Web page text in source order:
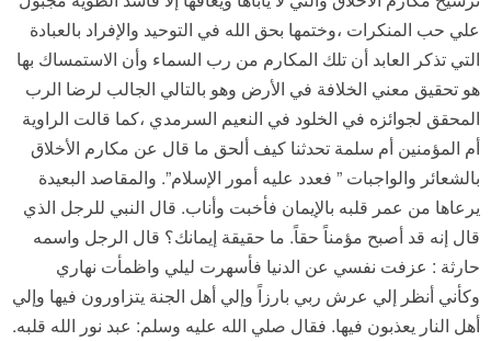
علي حب المنكرات ،وختمها بحق الله في التوحيد والإفراد بالعبادة
التي تذكر العابد أن تلك المكارم من رب السماء وأن الاستمساك بها
هو تحقيق معني الخلافة في الأرض وهو بالتالي الجالب لرضا الرب
المحقق لجوائزه في الخلود في النعيم السرمدي ،كما قالت الراوية
أم المؤمنين أم سلمة تحدثنا كيف ألحق ما قال عن مكارم الأخلاق
بالشعائر والواجبات ” فعدد عليه أمور الإسلام”. والمقاصد البعيدة
يرعاها من عمر قلبه بالإيمان فأخبت وأناب. قال النبي للرجل الذي
قال إنه قد أصبح مؤمناً حقاً. ما حقيقة إيمانك؟ قال الرجل واسمه
حارثة : عزفت نفسي عن الدنيا فأسهرت ليلي واظمأت نهاري
وكأني أنظر إلي عرش ربي بارزاً وإلي أهل الجنة يتزاورون فيها وإلي
أهل النار يعذبون فيها. فقال صلي الله عليه وسلم: عبد نور الله قلبه.